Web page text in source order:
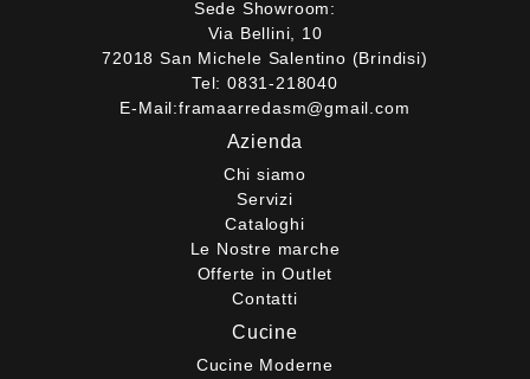
Sede Showroom:
Via Bellini, 10
72018 San Michele Salentino (Brindisi)
Tel: 0831-218040
E-Mail:framaarredasm@gmail.com
Azienda
Chi siamo
Servizi
Cataloghi
Le Nostre marche
Offerte in Outlet
Contatti
Cucine
Cucine Moderne